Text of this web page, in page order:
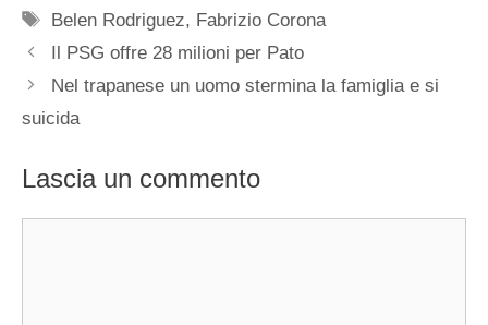
Tag
Belen Rodriguez, Fabrizio Corona
Il PSG offre 28 milioni per Pato
Nel trapanese un uomo stermina la famiglia e si
suicida
Lascia un commento